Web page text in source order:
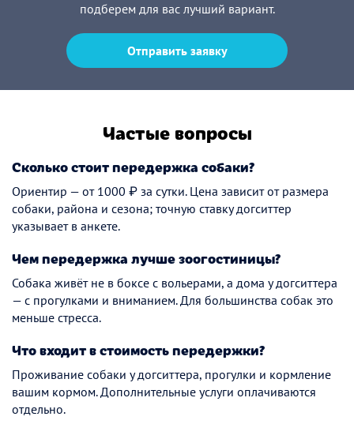
подберем для вас лучший вариант.
Отправить заявку
Частые вопросы
Сколько стоит передержка собаки?
Ориентир — от 1000 ₽ за сутки. Цена зависит от размера
собаки, района и сезона; точную ставку догситтер
указывает в анкете.
Чем передержка лучше зоогостиницы?
Собака живёт не в боксе с вольерами, а дома у догситтера
— с прогулками и вниманием. Для большинства собак это
меньше стресса.
Что входит в стоимость передержки?
Проживание собаки у догситтера, прогулки и кормление
вашим кормом. Дополнительные услуги оплачиваются
отдельно.